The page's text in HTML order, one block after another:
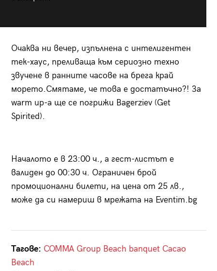
Очаква ни вечер, изпълнена с интелигентен
тек-хаус, преливаща към сериозно техно
звучене в ранните часове на брега край
морето.Смятаме, че това е достатъчно?! За
warm up-a ще се погрижи Bagerziev (Get
Spirited).
Началото е в 23:00 ч., а гест-листът е
валиден до 00:30 ч. Ограничен брой
промоционални билети, на цена от 25 лв.,
може да си намериш в мрежата на Eventim.bg
Тагове: COMMA Group Beach banquet Cacao
Beach